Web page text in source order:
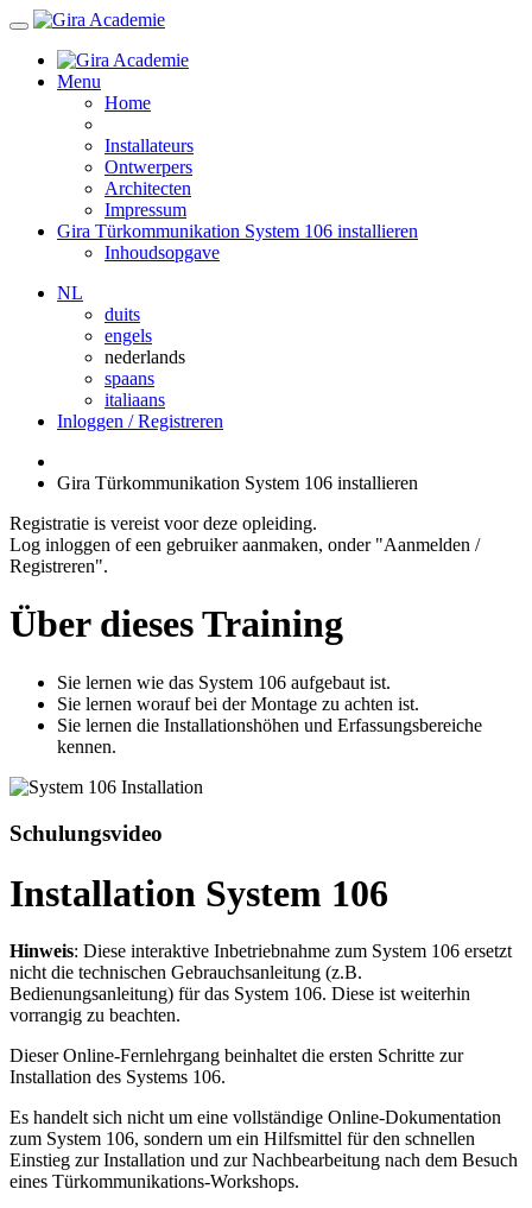
Menu
Home
Installateurs
Ontwerpers
Architecten
Impressum
Gira Türkommunikation System 106 installieren
Inhoudsopgave
NL
duits
engels
nederlands
spaans
italiaans
Inloggen / Registreren
Gira Türkommunikation System 106 installieren
Registratie is vereist voor deze opleiding.
Log inloggen of een gebruiker aanmaken, onder "Aanmelden /
Registreren".
Über dieses Training
Sie lernen wie das System 106 aufgebaut ist.
Sie lernen worauf bei der Montage zu achten ist.
Sie lernen die Installationshöhen und Erfassungsbereiche
kennen.
Schulungsvideo
Installation System 106
Hinweis: Diese interaktive Inbetriebnahme zum System 106 ersetzt
nicht die technischen Gebrauchsanleitung (z.B.
Bedienungsanleitung) für das System 106. Diese ist weiterhin
vorrangig zu beachten.
Dieser Online-Fernlehrgang beinhaltet die ersten Schritte zur
Installation des Systems 106.
Es handelt sich nicht um eine vollständige Online-Dokumentation
zum System 106, sondern um ein Hilfsmittel für den schnellen
Einstieg zur Installation und zur Nachbearbeitung nach dem Besuch
eines Türkommunikations-Workshops.